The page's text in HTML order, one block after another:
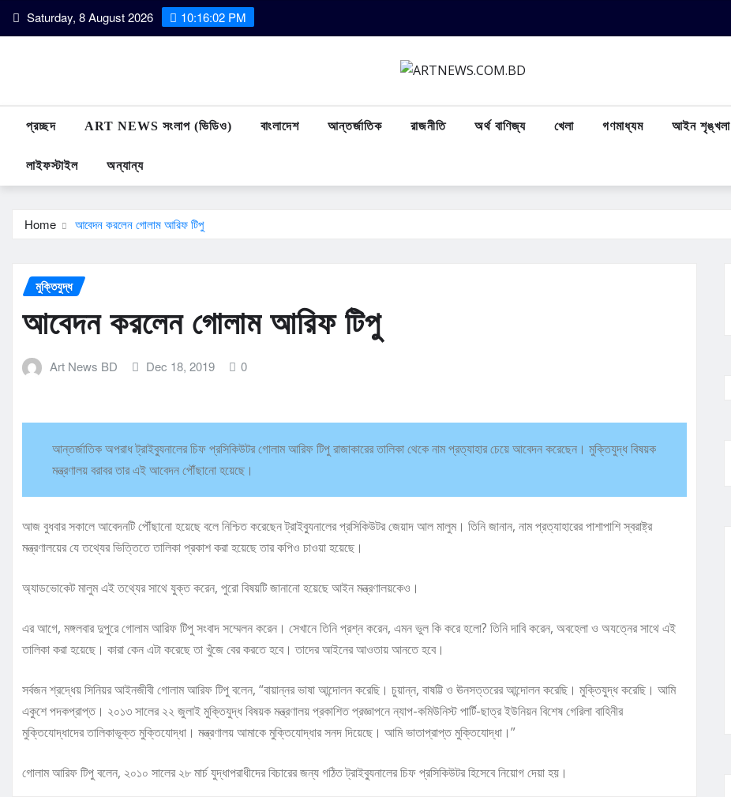
Skip Saturday, 8 August 2026 10:16:02 PM
প্রচ্ছদ ART NEWS সংলাপ (ভিডিও) বাংলাদেশ আন্তর্জাতিক রাজনীতি অর্থ বাণিজ্য খেলা গণমাধ্যম আইন শৃঙ্খলা
লাইফস্টাইল অন্যান্য
Home আবেদন করলেন গোলাম আরিফ টিপু
মুক্তিযুদ্ধ
আবেদন করলেন গোলাম আরিফ টিপু
Art News BD Dec 18, 2019 0
আন্তর্জাতিক অপরাধ ট্রাইব্যুনালের চিফ প্রসিকিউটর গোলাম আরিফ টিপু রাজাকারের তালিকা থেকে নাম প্রত্যাহার চেয়ে আবেদন করেছেন। মুক্তিযুদ্ধ বিষয়ক
মন্ত্রণালয় বরাবর তার এই আবেদন পৌঁছানো হয়েছে।
আজ বুধবার সকালে আবেদনটি পৌঁছানো হয়েছে বলে নিশ্চিত করেছেন ট্রাইব্যুনালের প্রসিকিউটর জেয়াদ আল মালুম। তিনি জানান, নাম প্রত্যাহারের পাশাপাশি স্বরাষ্ট্র
মন্ত্রণালয়ের যে তথ্যের ভিত্তিতে তালিকা প্রকাশ করা হয়েছে তার কপিও চাওয়া হয়েছে।
অ্যাডভোকেট মালুম এই তথ্যের সাথে যুক্ত করেন, পুরো বিষয়টি জানানো হয়েছে আইন মন্ত্রণালয়কেও।
এর আগে, মঙ্গলবার দুপুরে গোলাম আরিফ টিপু সংবাদ সম্মেলন করেন। সেখানে তিনি প্রশ্ন করেন, এমন ভুল কি করে হলো? তিনি দাবি করেন, অবহেলা ও অযত্নের সাথে এই
তালিকা করা হয়েছে। কারা কেন এটা করেছে তা খুঁজে বের করতে হবে। তাদের আইনের আওতায় আনতে হবে।
সর্বজন শ্রদ্ধেয় সিনিয়র আইনজীবী গোলাম আরিফ টিপু বলেন, “বায়ান্নর ভাষা আন্দোলন করেছি। চুয়ান্ন, বাষট্টি ও ঊনসত্তরের আন্দোলন করেছি। মুক্তিযুদ্ধ করেছি। আমি
একুশে পদকপ্রাপ্ত। ২০১৩ সালের ২২ জুলাই মুক্তিযুদ্ধ বিষয়ক মন্ত্রণালয় প্রকাশিত প্রজ্ঞাপনে ন্যাপ-কমিউনিস্ট পার্টি-ছাত্র ইউনিয়ন বিশেষ গেরিলা বাহিনীর
মুক্তিযোদ্ধাদের তালিকাভূক্ত মুক্তিযোদ্ধা। মন্ত্রণালয় আমাকে মুক্তিযোদ্ধার সনদ দিয়েছে। আমি ভাতাপ্রাপ্ত মুক্তিযোদ্ধা।”
গোলাম আরিফ টিপু বলেন, ২০১০ সালের ২৮ মার্চ যুদ্ধাপরাধীদের বিচারের জন্য গঠিত ট্রাইব্যুনালের চিফ প্রসিকিউটর হিসেবে নিয়োগ দেয়া হয়।